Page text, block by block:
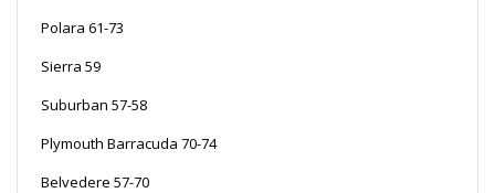
Polara 61-73
Sierra 59
Suburban 57-58
Plymouth Barracuda 70-74
Belvedere 57-70